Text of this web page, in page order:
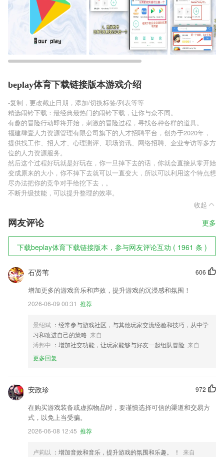
beplay体育下载链接版本游戏介绍
-复制，更改截止日期，添加/切换标签/列表等等
精选闹铃下载：最经典最热门的闹铃下载，让你与众不同。
有趣的冒险行动即将开始，刺激的冒险过程，寻找各种各样的道具。
福建肆壹人力资源管理有限公司旗下的人才招聘平台，创办于2020年，
提供找工作、招人才、心理测评、职场资讯、网络招聘、企业专访等多方
位的人力资源服务。
然后这个过程好玩就是好玩在，你一旦掉下去的话，你就会直接从零开始
变成原来的大小，你不掉下去就可以一直变大，所以可以利用这个特点想
尽办法把你的竞争对手给挖下去，。
不断升级技能，可以提升整理的效率。
收起
网友评论 更多
下载beplay体育下载链接版本，参与网友评论互动 ( 1961 条 )
606
石贤苇
增加更多的游戏音乐和声效，提升游戏的沉浸感和氛围！
2026-06-09 00:31 推荐
景绍斌 ：经常参与游戏社区，与其他玩家交流经验和技巧，从中学
习和改进自己的策略 来自
溥邦中 ：增加社交功能，让玩家能够与好友一起组队冒险 来自
更多回复
972
安政珍
在购买游戏装备或虚拟物品时，要谨慎选择可信的渠道和交易方
式，以免上当受骗。
2026-06-08 12:45 推荐
卢莉以 ：增加音效和音乐，提升游戏的氛围和乐趣。 ！ 来自